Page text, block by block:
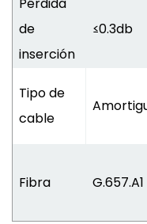
Pérdida
de
inserción
≤0.3db
Tipo de
cable
Fibra G.657.A1